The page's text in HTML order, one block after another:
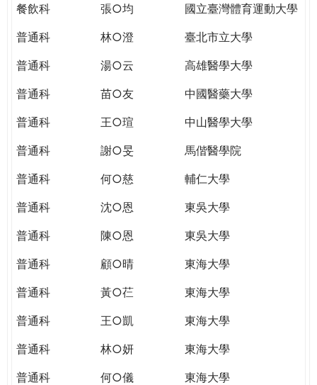
餐飲科
張○均
國立臺灣體育運動大學
普通科
林○澄
臺北市立大學
普通科
湯○云
高雄醫學大學
普通科
苗○友
中國醫藥大學
普通科
王○瑄
中山醫學大學
普通科
謝○旻
馬偕醫學院
普通科
何○慈
輔仁大學
普通科
沈○恩
東吳大學
普通科
陳○恩
東吳大學
普通科
顧○晴
東海大學
普通科
黃○芢
東海大學
普通科
王○凱
東海大學
普通科
林○妍
東海大學
普通科
何○儀
東海大學